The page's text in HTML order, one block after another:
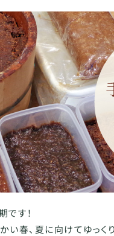
です！
い春、夏に向けてゆっ